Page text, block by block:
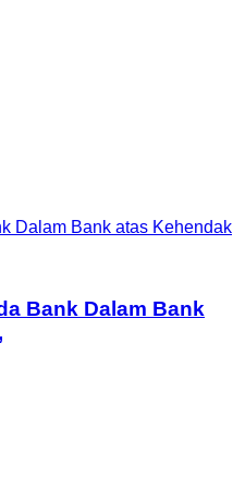
Dalam Bank atas Kehendak
Bank Dalam Bank